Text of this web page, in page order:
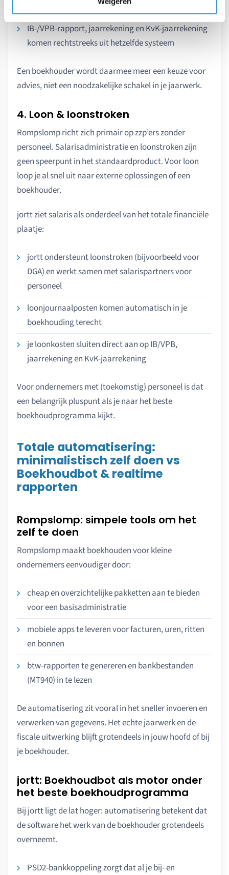
concrete acties als er iets niet klopt
IB-/VPB-rapport, jaarrekening en KvK-jaarrekening
komen rechtstreeks uit hetzelfde systeem
Een boekhouder wordt daarmee meer een keuze voor
advies, niet een noodzakelijke schakel in je jaarwerk.
4. Loon & loonstroken
Rompslomp richt zich primair op zzp’ers zonder
personeel. Salarisadministratie en loonstroken zijn
geen speerpunt in het standaardproduct. Voor loon
loop je al snel uit naar externe oplossingen of een
boekhouder.
jortt ziet salaris als onderdeel van het totale financiële
plaatje:
jortt ondersteunt loonstroken (bijvoorbeeld voor
DGA) en werkt samen met salarispartners voor
personeel
loonjournaalposten komen automatisch in je
boekhouding terecht
je loonkosten sluiten direct aan op IB/VPB,
jaarrekening en KvK-jaarrekening
Voor ondernemers met (toekomstig) personeel is dat
een belangrijk pluspunt als je naar het beste
boekhoudprogramma kijkt.
Totale automatisering:
minimalistisch zelf doen vs
Boekhoudbot & realtime
rapporten
Rompslomp: simpele tools om het
zelf te doen
Rompslomp maakt boekhouden voor kleine
ondernemers eenvoudiger door:
cheap en overzichtelijke pakketten aan te bieden
voor een basisadministratie
mobiele apps te leveren voor facturen, uren, ritten
en bonnen
btw-rapporten te genereren en bankbestanden
(MT940) in te lezen
De automatisering zit vooral in het sneller invoeren en
verwerken van gegevens. Het echte jaarwerk en de
fiscale uitwerking blijft grotendeels in jouw hoofd of bij
je boekhouder.
jortt: Boekhoudbot als motor onder
het beste boekhoudprogramma
Bij jortt ligt de lat hoger: automatisering betekent dat
de software het werk van de boekhouder grotendeels
overneemt.
PSD2-bankkoppeling zorgt dat al je bij- en